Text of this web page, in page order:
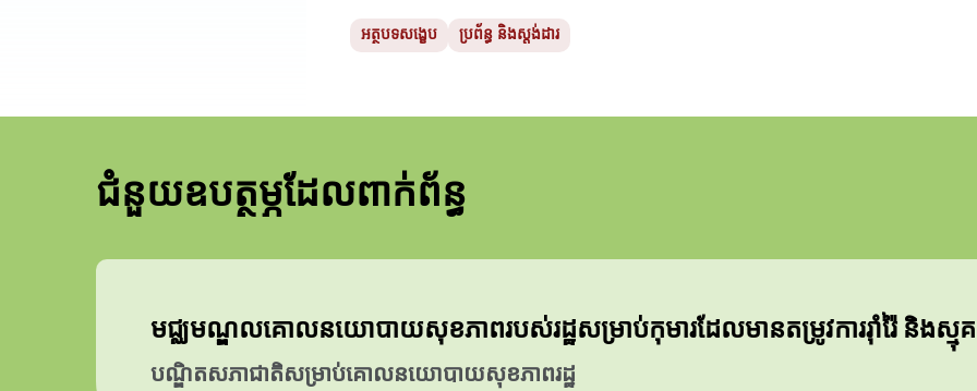
អត្ថបទសង្ខេប ប្រព័ន្ធ និងស្តង់ដារ
ជំនួយឧបត្ថម្ភដែលពាក់ព័ន្ធ
មជ្ឈមណ្ឌលគោលនយោបាយសុខភាពរបស់រដ្ឋសម្រាប់កុមារដែលមានតម្រូវការរ៉ាំរ៉ៃ និងស្មុ
បណ្ឌិតសភាជាតិសម្រាប់គោលនយោបាយសុខភាពរដ្ឋ